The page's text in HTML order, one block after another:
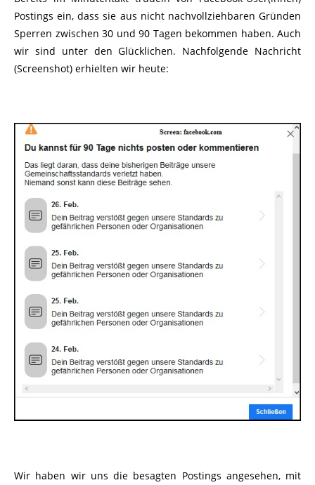
Postings ein, dass sie aus nicht nachvollziehbaren Gründen
Sperren zwischen 30 und 90 Tagen bekommen haben. Auch
wir sind unter den Glücklichen. Nachfolgende Nachricht
(Screenshot) erhielten wir heute:
Wir haben wir uns die besagten Postings angesehen, mit